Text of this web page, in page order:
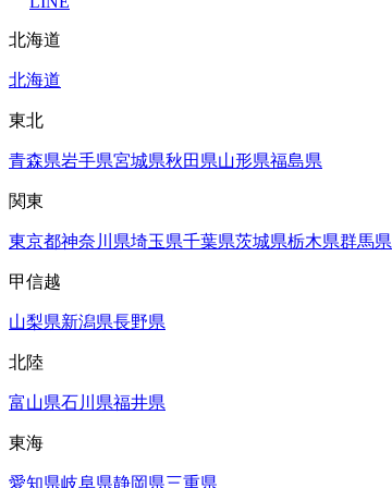
北海道
北海道
東北
青森県岩手県宮城県秋田県山形県福島県
関東
東京都神奈川県埼玉県千葉県茨城県栃木県群馬県
甲信越
山梨県新潟県長野県
北陸
富山県石川県福井県
東海
愛知県岐阜県静岡県三重県